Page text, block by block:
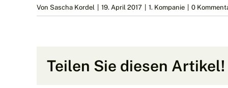
Von Sascha Kordel 19. April 2017 1. Kompanie 0
Teilen Sie diesen Artikel!